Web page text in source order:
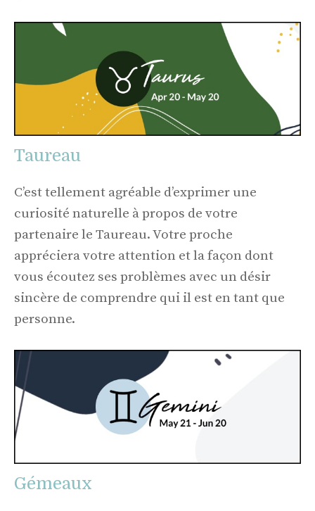
Taureau
C’est tellement agréable d’exprimer une
curiosité naturelle à propos de votre
partenaire le Taureau. Votre proche
appréciera votre attention et la façon dont
vous écoutez ses problèmes avec un désir
sincère de comprendre qui il est en tant que
personne.
Gémeaux